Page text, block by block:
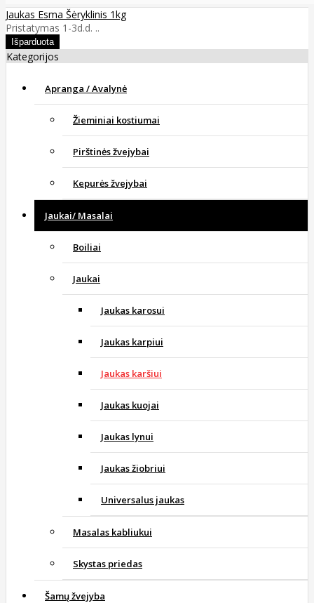
Jaukas Esma Šėryklinis 1kg
Pristatymas 1-3d.d. ..
Kategorijos
Apranga / Avalynė
Žieminiai kostiumai
Pirštinės žvejybai
Kepurės žvejybai
Jaukai/ Masalai
Boiliai
Jaukai
Jaukas karosui
Jaukas karpiui
Jaukas karšiui
Jaukas kuojai
Jaukas lynui
Jaukas žiobriui
Universalus jaukas
Masalas kabliukui
Skystas priedas
Šamų žvejyba